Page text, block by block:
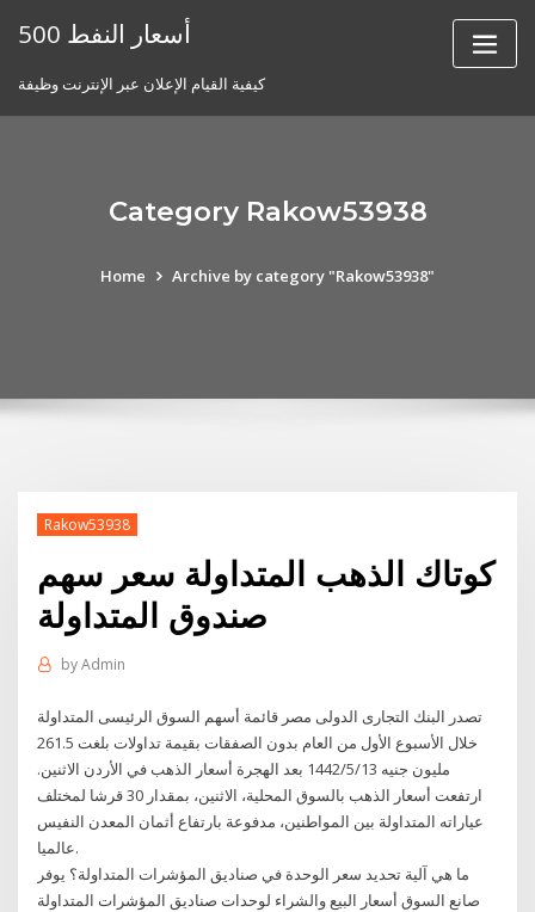
أسعار النفط 500
كيفية القيام الإعلان عبر الإنترنت وظيفة
Category Rakow53938
Home Archive by category "Rakow53938"
Rakow53938
كوتاك الذهب المتداولة سعر سهم
صندوق المتداولة
byAdmin
تصدر البنك التجارى الدولى مصر قائمة أسهم السوق الرئيسى المتداولة
خلال الأسبوع الأول من العام بدون الصفقات بقيمة تداولات بلغت 261.5
مليون جنيه 13‏‏/5‏‏/1442 بعد الهجرة أسعار الذهب في الأردن الاثنين.
ارتفعت أسعار الذهب بالسوق المحلية، الاثنين، بمقدار 30 قرشا لمختلف
عياراته المتداولة بين المواطنين، مدفوعة بارتفاع أثمان المعدن النفيس
عالميا.
ما هي آلية تحديد سعر الوحدة في صناديق المؤشرات المتداولة؟ يوفر
صانع السوق أسعار البيع والشراء لوحدات صناديق المؤشرات المتداولة